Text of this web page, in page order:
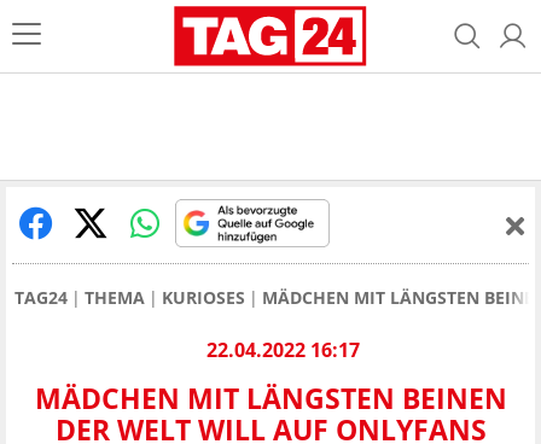
TAG24 THEMA KURIOSES MÄDCHEN MIT LÄNGSTEN
22.04.2022 16:17
MÄDCHEN MIT LÄNGSTEN BEINEN
DER WELT WILL AUF ONLYFANS